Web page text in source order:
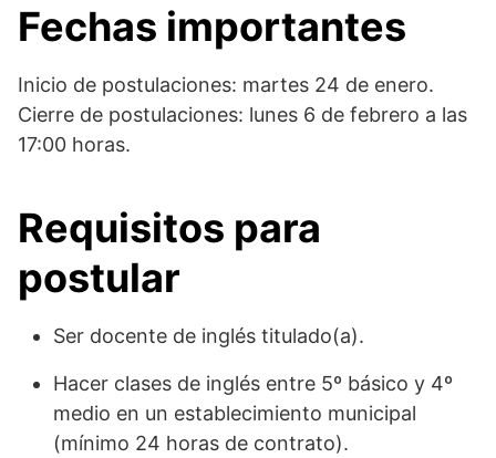
Fechas importantes
Inicio de postulaciones: martes 24 de enero.
Cierre de postulaciones: lunes 6 de febrero a las
17:00 horas.
Requisitos para
postular
Ser docente de inglés titulado(a).
Hacer clases de inglés entre 5º básico y 4º
medio en un establecimiento municipal
(mínimo 24 horas de contrato).